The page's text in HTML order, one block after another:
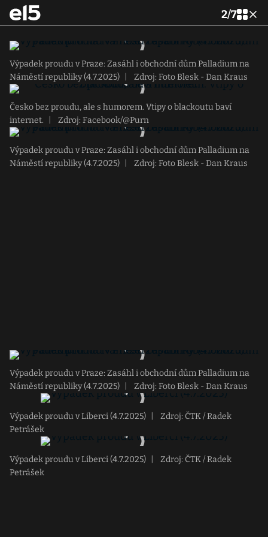
2/7
Výpadek proudu v Praze: Zasáhl i obchodní dům Palladium na
Náměstí republiky (4.7.2025)
Zdroj: Foto Blesk - Dan Kraus
Česko bez proudu, ale s humorem. Vtipy o blackoutu baví
internet.
Zdroj: Facebook/@Purn
Výpadek proudu v Praze: Zasáhl i obchodní dům Palladium na
Náměstí republiky (4.7.2025)
Zdroj: Foto Blesk - Dan Kraus
Výpadek proudu v Praze: Zasáhl i obchodní dům Palladium na
Náměstí republiky (4.7.2025)
Zdroj: Foto Blesk - Dan Kraus
Výpadek proudu v Liberci (4.7.2025)
Zdroj: ČTK / Radek
Petrášek
Výpadek proudu v Liberci (4.7.2025)
Zdroj: ČTK / Radek
Petrášek